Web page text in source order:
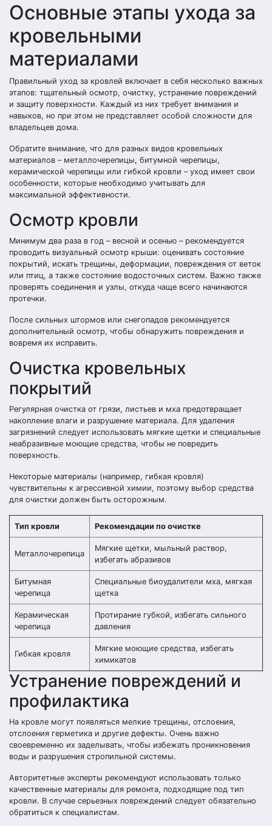
Основные этапы ухода за
кровельными
материалами
Правильный уход за кровлей включает в себя несколько важных
этапов: тщательный осмотр, очистку, устранение повреждений
и защиту поверхности. Каждый из них требует внимания и
навыков, но при этом не представляет особой сложности для
владельцев дома.
Обратите внимание, что для разных видов кровельных
материалов – металлочерепицы, битумной черепицы,
керамической черепицы или гибкой кровли – уход имеет свои
особенности, которые необходимо учитывать для
максимальной эффективности.
Осмотр кровли
Минимум два раза в год – весной и осенью – рекомендуется
проводить визуальный осмотр крыши: оценивать состояние
покрытий, искать трещины, деформации, повреждения от веток
или птиц, а также состояние водосточных систем. Важно также
проверять соединения и узлы, откуда чаще всего начинаются
протечки.
После сильных штормов или снегопадов рекомендуется
дополнительный осмотр, чтобы обнаружить повреждения и
вовремя их исправить.
Очистка кровельных
покрытий
Регулярная очистка от грязи, листьев и мха предотвращает
накопление влаги и разрушение материала. Для удаления
загрязнений следует использовать мягкие щетки и специальные
неабразивные моющие средства, чтобы не повредить
поверхность.
Некоторые материалы (например, гибкая кровля)
чувствительны к агрессивной химии, поэтому выбор средства
для очистки должен быть осторожным.
Тип кровли Рекомендации по очистке
Металлочерепица
Мягкие щетки, мыльный раствор,
избегать абразивов
Битумная
черепица
Специальные биоудалители мха, мягкая
щетка
Керамическая
черепица
Протирание губкой, избегать сильного
давления
Гибкая кровля
Мягкие моющие средства, избегать
химикатов
Устранение повреждений и
профилактика
На кровле могут появляться мелкие трещины, отслоения,
отслоения герметика и другие дефекты. Очень важно
своевременно их заделывать, чтобы избежать проникновения
воды и разрушения стропильной системы.
Авторитетные эксперты рекомендуют использовать только
качественные материалы для ремонта, подходящие под тип
кровли. В случае серьезных повреждений следует обязательно
обратиться к специалистам.